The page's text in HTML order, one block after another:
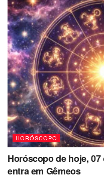
HORÓSCOPO
Horóscopo de hoje,
entra em Gêmeos